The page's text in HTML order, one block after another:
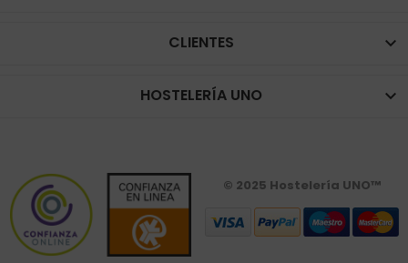
CLIENTES 
HOSTELERÍA UNO 
© 2025 Hostelería UNO™